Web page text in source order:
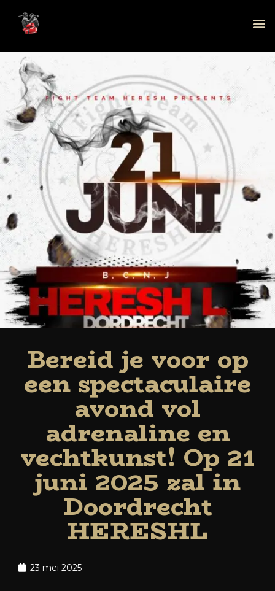
Bereid je voor op
een spectaculaire
avond vol
adrenaline en
vechtkunst! Op 21
juni 2025 zal in
Doordrecht
HERESHL
23 mei 2025